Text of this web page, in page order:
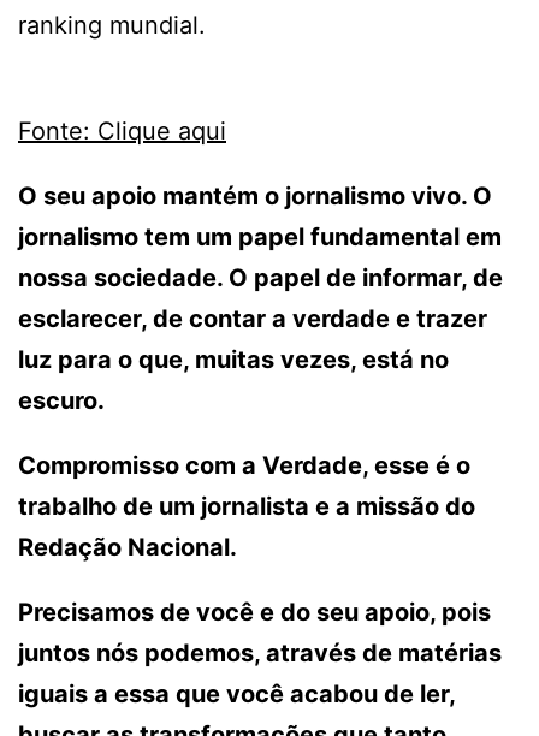
ranking mundial.
Fonte: Clique aqui
O seu apoio mantém o jornalismo vivo. O
jornalismo tem um papel fundamental em
nossa sociedade. O papel de informar, de
esclarecer, de contar a verdade e trazer
luz para o que, muitas vezes, está no
escuro.
Compromisso com a Verdade, esse é o
trabalho de um jornalista e a missão do
Redação Nacional.
Precisamos de você e do seu apoio, pois
juntos nós podemos, através de matérias
iguais a essa que você acabou de ler,